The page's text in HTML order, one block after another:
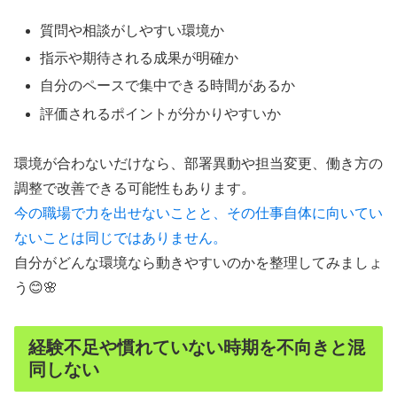
質問や相談がしやすい環境か
指示や期待される成果が明確か
自分のペースで集中できる時間があるか
評価されるポイントが分かりやすいか
環境が合わないだけなら、部署異動や担当変更、働き方の
調整で改善できる可能性もあります。
今の職場で力を出せないことと、その仕事自体に向いてい
ないことは同じではありません。
自分がどんな環境なら動きやすいのかを整理してみましょ
う😊🌸
経験不足や慣れていない時期を不向きと混
同しない